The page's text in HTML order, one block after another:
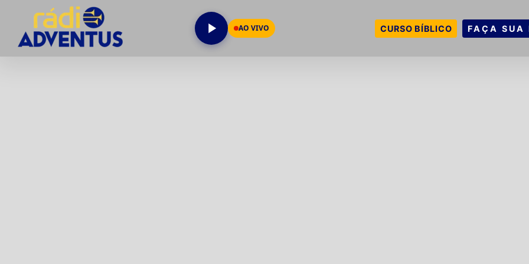
AO VIVO CURSO BÍBLICO FAÇA SUA